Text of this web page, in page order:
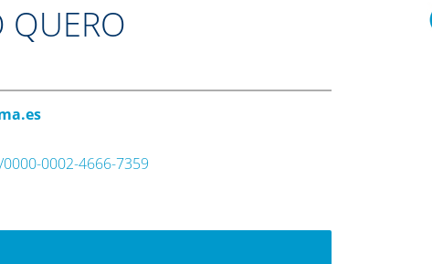
QUERO
0002-4666-7359